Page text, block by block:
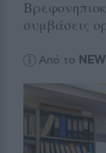
συμβάσεις
Από το